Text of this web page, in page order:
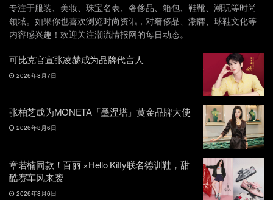
专注于服装、美妆、珠宝名表、奢侈品、箱包、鞋靴、潮玩等时尚
领域。如果你也喜欢浏览时尚资讯，对奢侈品、潮牌、球鞋文化等
内容感兴趣！欢迎关注潮流情报网的每日动态。
可比克官宣张凌赫成为品牌代言人
2026年8月7日
张柏芝成为MONETA「墨涅塔」黄金品牌大使
2026年8月6日
章若楠同款！百丽 ×Hello Kitty联名德训鞋，甜
酷赛车风来袭
2026年8月6日